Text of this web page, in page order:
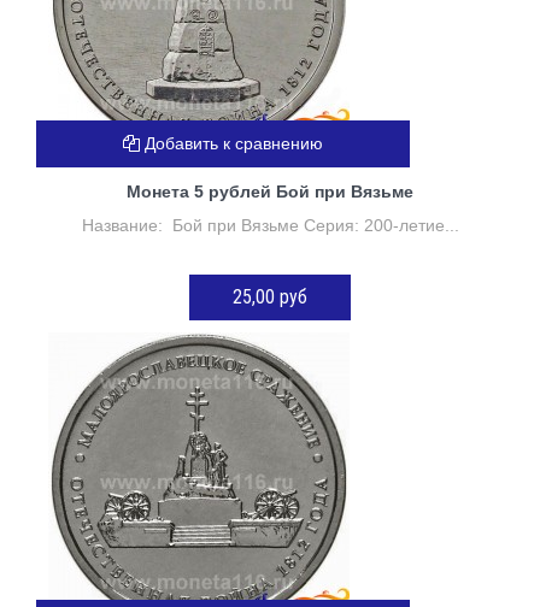
Монета 5 рублей Бой при Вязьме
Название: Бой при Вязьме Серия: 200-летие...
25,00 руб
ДОБАВИТЬ В КОРЗИНУ
Добавить к сравнению